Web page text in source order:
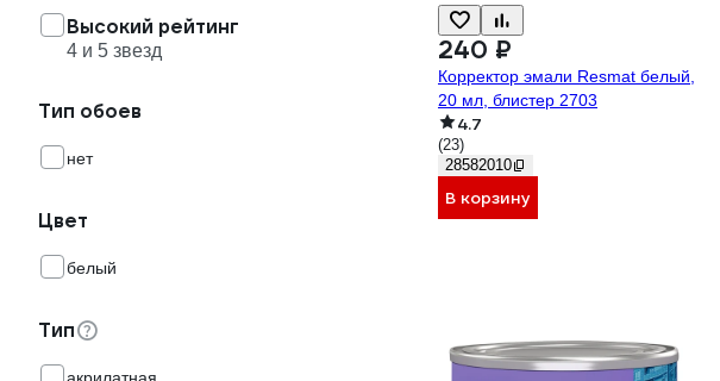
Высокий рейтинг
4 и 5 звезд
Тип обоев
нет
Цвет
белый
Тип
240 ₽
Корректор эмали Resmat белый,
20 мл, блистер 2703
4.7
(23)
28582010
В корзину